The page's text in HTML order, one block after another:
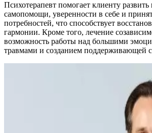
Психотерапевт помогает клиенту
самопомощи, уверенности в себе и
потребностей, что способствует
гармонии. Кроме того, лечение
возможность работы над большими
травмами и созданием поддерживающей